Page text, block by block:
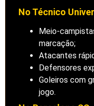
No Técnico
Meio-
marcação;
Atacantes
Defensores
Goleiros com
jogo.